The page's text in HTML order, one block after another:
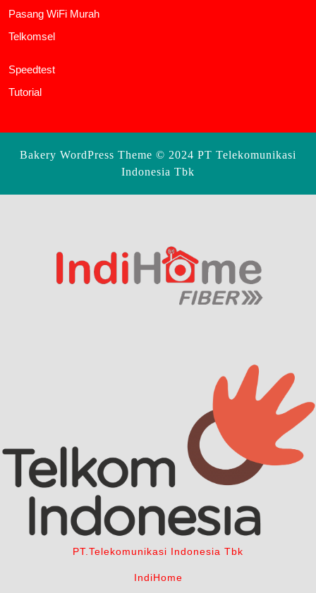
Pasang WiFi Murah
Telkomsel
Speedtest
Tutorial
Bakery WordPress Theme © 2024 PT Telekomunikasi
Indonesia Tbk
PT.Telekomunikasi Indonesia Tbk
IndiHome